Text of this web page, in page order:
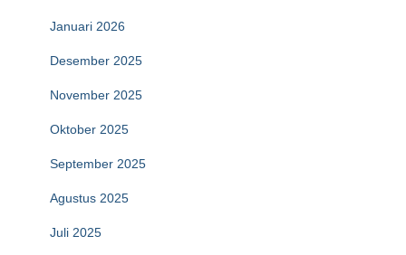
Januari 2026
Desember 2025
November 2025
Oktober 2025
September 2025
Agustus 2025
Juli 2025